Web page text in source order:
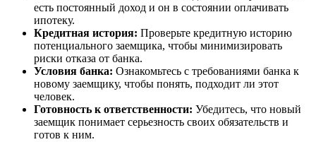
есть постоянный доход и он в состоянии оплачивать
ипотеку.
Кредитная история: Проверьте кредитную историю
потенциального заемщика, чтобы минимизировать
риски отказа от банка.
Условия банка: Ознакомьтесь с требованиями банка к
новому заемщику, чтобы понять, подходит ли этот
человек.
Готовность к ответственности: Убедитесь, что новый
заемщик понимает серьезность своих обязательств и
готов к ним.